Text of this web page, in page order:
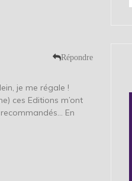
Répondre
je me régale !
ces Editions m’ont
En